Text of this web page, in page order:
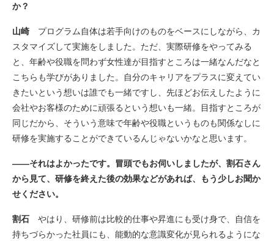
か？
山崎 プログラム自体は若手向けのものをベースにしながら、カ
スタマイズして実施をしました。ただ、実際研修をやってみる
と、年齢や役職を問わず女性達が目指すところは一緒なんだなと
こちらも学びがありました。自分のキャリアをプラスに変えてい
きたいという想いは誰でも一緒ですし、先ほどお伝えしたように
会社やお客様のために頑張るという想いも一緒。目指すところが
同じだから、そういう意味で年齢や役職というものも関係なしに
研修を実施することができているんじゃないかなと思います。
――それはよかったです。冒頭でもお伺いしましたが、割石さん
から見て、研修を終えた後の効果などがあれば、もう少しお聞か
せください。
割石 やはり、研修前は比較的仕事や昇進にも受け身で、自信を
持ちづらかった社員にも、能動的な意識変化が見られるようにな